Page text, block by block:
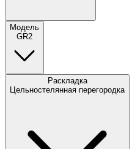
Модель
GR2
Раскладка
Цельностелянная перегородка